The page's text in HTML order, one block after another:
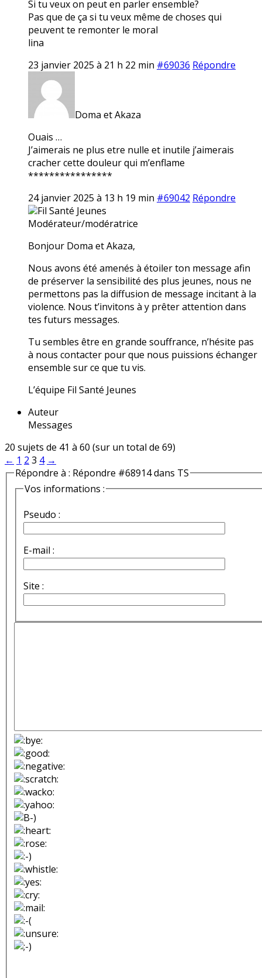
Si tu veux on peut en parler ensemble?
Pas que de ça si tu veux même de choses qui
peuvent te remonter le moral
lina
23 janvier 2025 à 21 h 22 min #69036 Répondre
Doma et Akaza
Ouais …
J’aimerais ne plus etre nulle et inutile j’aimerais
cracher cette douleur qui m’enflame
****************
24 janvier 2025 à 13 h 19 min #69042 Répondre
Fil Santé Jeunes
Modérateur/modératrice
Bonjour Doma et Akaza,
Nous avons été amenés à étoiler ton message afin
de préserver la sensibilité des plus jeunes, nous ne
permettons pas la diffusion de message incitant à la
violence. Nous t’invitons à y prêter attention dans
tes futurs messages.
Tu sembles être en grande souffrance, n’hésite pas
à nous contacter pour que nous puissions échanger
ensemble sur ce que tu vis.
L’équipe Fil Santé Jeunes
Auteur
Messages
20 sujets de 41 à 60 (sur un total de 69)
← 1 2 3 4 →
Répondre à : Répondre #68914 dans TS
Vos informations :
Pseudo :
E-mail :
Site :